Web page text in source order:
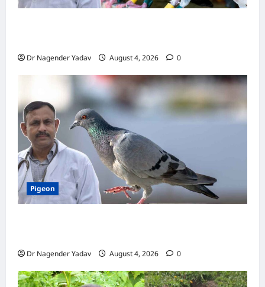
Dr Nagender Yadav August 4, 2026 0
Pigeon
Dr Nagender Yadav August 4, 2026 0